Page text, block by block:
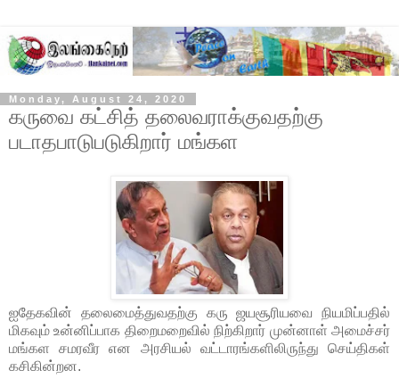
Monday, August 24, 2020
கருவை கட்சித் தலைவராக்குவதற்கு
படாதபாடுபடுகிறார் மங்கள
ஐதேகவின் தலைமைத்துவதற்கு கரு ஜயசூரியவை நியமிப்பதில்
மிகவும் உன்னிப்பாக திறைமறைவில் நிற்கிறார் முன்னாள் அமைச்சர்
மங்கள சமரவீர என அரசியல் வட்டாரங்களிலிருந்து செய்திகள்
கசிகின்றன.